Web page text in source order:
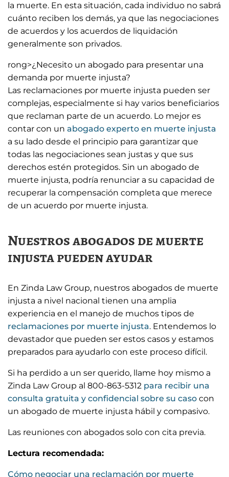
la muerte. En esta situación, cada individuo no sabrá
cuánto reciben los demás, ya que las negociaciones
de acuerdos y los acuerdos de liquidación
generalmente son privados.
rong>¿Necesito un abogado para presentar una
demanda por muerte injusta?
Las reclamaciones por muerte injusta pueden ser
complejas, especialmente si hay varios beneficiarios
que reclaman parte de un acuerdo. Lo mejor es
contar con un abogado experto en muerte injusta
a su lado desde el principio para garantizar que
todas las negociaciones sean justas y que sus
derechos estén protegidos. Sin un abogado de
muerte injusta, podría renunciar a su capacidad de
recuperar la compensación completa que merece
de un acuerdo por muerte injusta.
Nuestros abogados de muerte
injusta pueden ayudar
En Zinda Law Group, nuestros abogados de muerte
injusta a nivel nacional tienen una amplia
experiencia en el manejo de muchos tipos de
reclamaciones por muerte injusta. Entendemos lo
devastador que pueden ser estos casos y estamos
preparados para ayudarlo con este proceso difícil.
Si ha perdido a un ser querido, llame hoy mismo a
Zinda Law Group al 800-863-5312 para recibir una
consulta gratuita y confidencial sobre su caso con
un abogado de muerte injusta hábil y compasivo.
Las reuniones con abogados solo con cita previa.
Lectura recomendada:
Cómo negociar una reclamación por muerte